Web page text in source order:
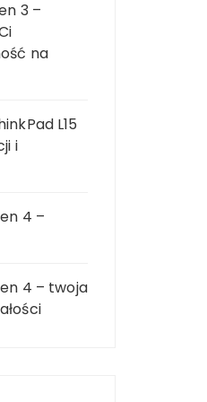
3 –
na
L15
i
4 –
4 – twoja